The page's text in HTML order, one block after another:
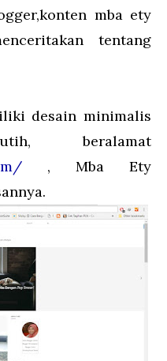
mba ety
tentang
desain minimalis
beralamat
, Mba Ety